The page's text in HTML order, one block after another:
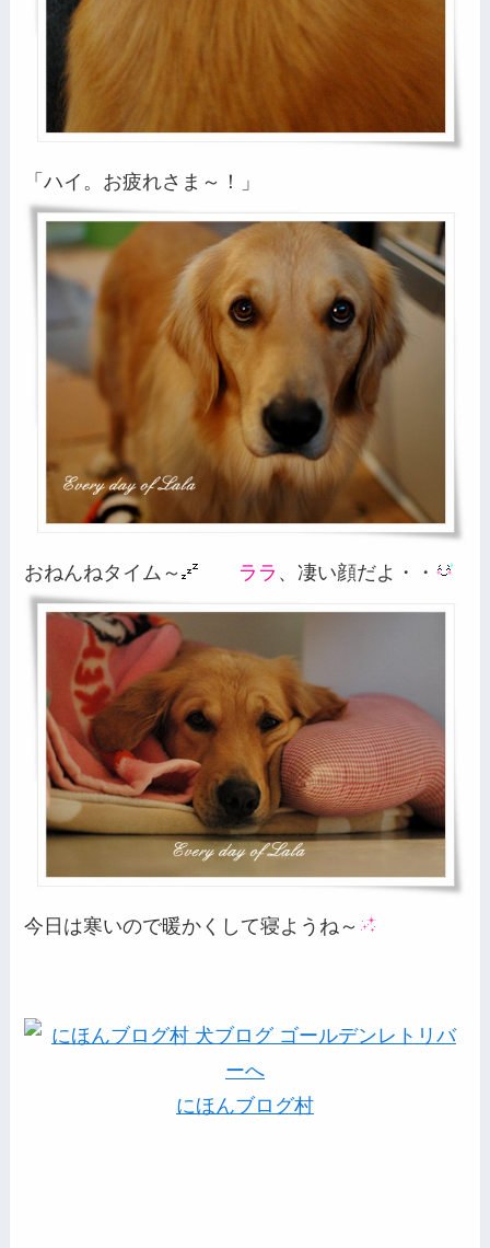
「ハイ。お疲れさま～！」
おねんねタイム～ ララ 、凄い顔だよ・・
今日は寒いので暖かくして寝ようね～
にほんブログ村